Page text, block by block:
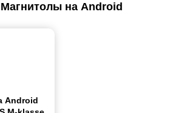
на Android
Android